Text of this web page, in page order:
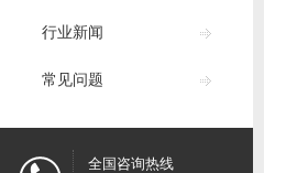
行业新闻
常见问题
全国咨询热线